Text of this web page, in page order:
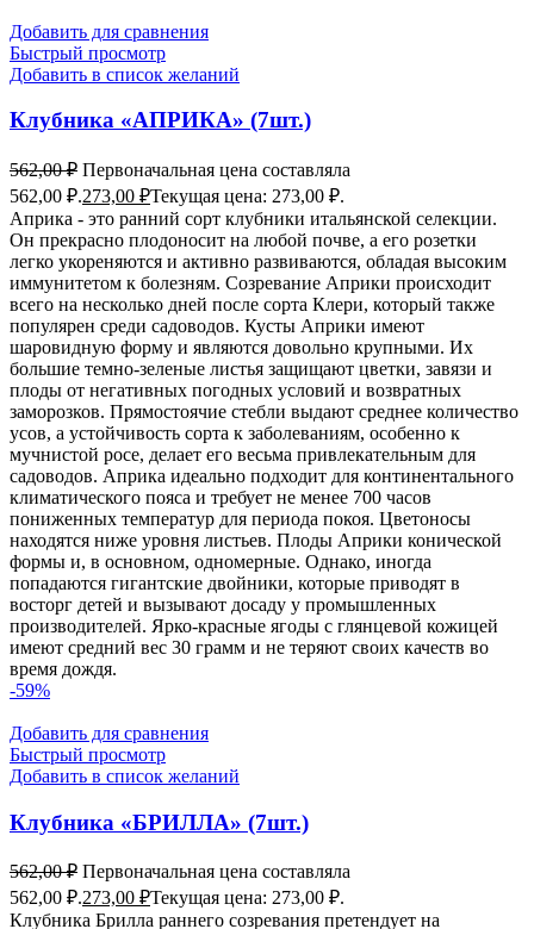
Добавить для сравнения
Быстрый просмотр
Добавить в список желаний
Клубника «АПРИКА» (7шт.)
562,00₽ Первоначальная цена составляла
562,00 ₽.273,00 ₽Текущая цена: 273,00 ₽.
Априка - это ранний сорт клубники итальянской селекции.
Он прекрасно плодоносит на любой почве, а его розетки
легко укореняются и активно развиваются, обладая высоким
иммунитетом к болезням. Созревание Априки происходит
всего на несколько дней после сорта Клери, который также
популярен среди садоводов. Кусты Априки имеют
шаровидную форму и являются довольно крупными. Их
большие темно-зеленые листья защищают цветки, завязи и
плоды от негативных погодных условий и возвратных
заморозков. Прямостоячие стебли выдают среднее количество
усов, а устойчивость сорта к заболеваниям, особенно к
мучнистой росе, делает его весьма привлекательным для
садоводов. Априка идеально подходит для континентального
климатического пояса и требует не менее 700 часов
пониженных температур для периода покоя. Цветоносы
находятся ниже уровня листьев. Плоды Априки конической
формы и, в основном, одномерные. Однако, иногда
попадаются гигантские двойники, которые приводят в
восторг детей и вызывают досаду у промышленных
производителей. Ярко-красные ягоды с глянцевой кожицей
имеют средний вес 30 грамм и не теряют своих качеств во
время дождя.
-59%
Добавить для сравнения
Быстрый просмотр
Добавить в список желаний
Клубника «БРИЛЛА» (7шт.)
562,00₽ Первоначальная цена составляла
562,00 ₽.273,00 ₽Текущая цена: 273,00 ₽.
Клубника Брилла раннего созревания претендует на